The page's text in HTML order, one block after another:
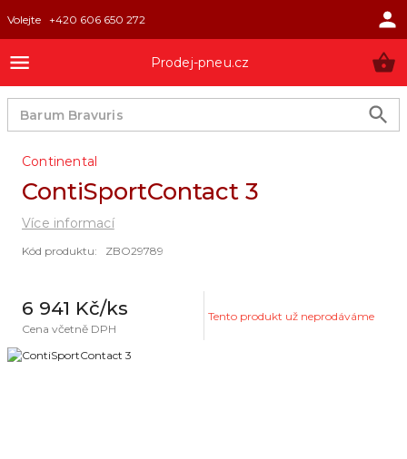
Volejte +420 606 650 272
Prodej-pneu.cz
Continental
ContiSportContact 3
Kód produktu: ZBO29789
6 941 Kč/ks
Cena včetně DPH
Tento produkt už neprodáváme
Více informací